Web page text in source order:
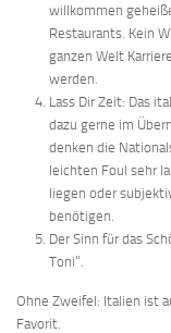
willkommen
Restaurants. Kein
ganzen Welt
werden.
Lass Dir Zeit: Das
dazu gerne im
denken die
leichten Foul sehr
liegen oder
benötigen.
Der Sinn für das
Toni“.
Ohne Zweifel: Italien ist
Favorit.